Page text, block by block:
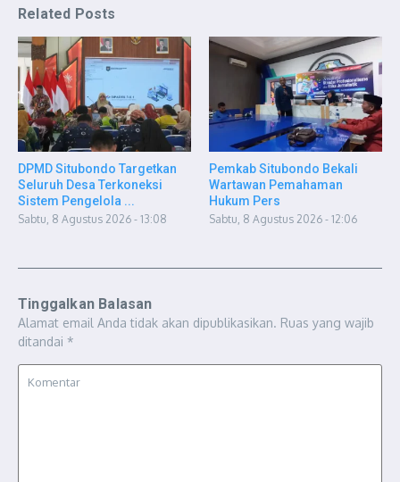
Related Posts
DPMD Situbondo Targetkan
Seluruh Desa Terkoneksi
Sistem Pengelola ...
Sabtu, 8 Agustus 2026 - 13:08
Pemkab Situbondo Bekali
Wartawan Pemahaman
Hukum Pers
Sabtu, 8 Agustus 2026 - 12:06
Tinggalkan Balasan
Alamat email Anda tidak akan dipublikasikan. Ruas yang wajib
ditandai *